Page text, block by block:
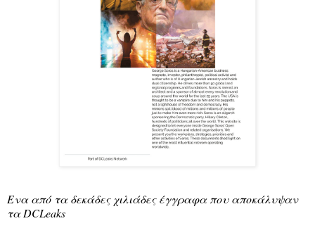
Ενα από τα δεκάδες χιλιάδες έγγραφα που αποκάλυψαν
τα DCLeaks